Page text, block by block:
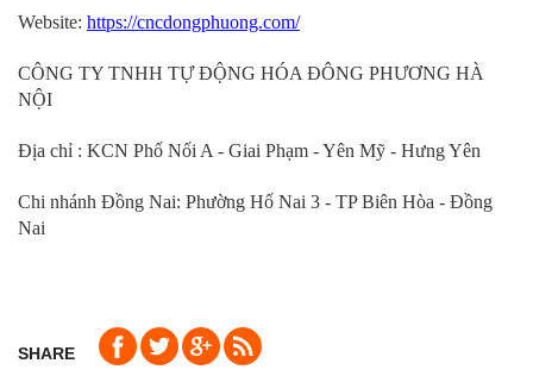
Website: https://cncdongphuong.com/
CÔNG TY TNHH TỰ ĐỘNG HÓA ĐÔNG PHƯƠNG HÀ
NỘI
Địa chỉ : KCN Phố Nối A - Giai Phạm - Yên Mỹ - Hưng Yên
Chi nhánh Đồng Nai: Phường Hố Nai 3 - TP Biên Hòa - Đồng
Nai
SHARE